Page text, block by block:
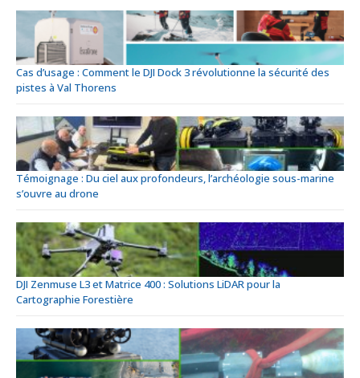
Cas d’usage : Comment le DJI Dock 3 révolutionne la sécurité des
pistes à Val Thorens
Témoignage : Du ciel aux profondeurs, l’archéologie sous-marine
s’ouvre au drone
DJI Zenmuse L3 et Matrice 400 : Solutions LiDAR pour la
Cartographie Forestière